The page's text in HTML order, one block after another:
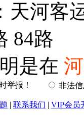
天河客
84路
是在
举报！ 非法
| 联系我们 | VIP会员